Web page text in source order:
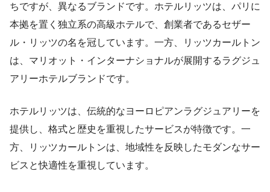
ちですが、異なるブランドです。ホテルリッツは、パリに
本拠を置く独立系の高級ホテルで、創業者であるセザー
ル・リッツの名を冠しています。一方、リッツカールトン
は、マリオット・インターナショナルが展開するラグジュ
アリーホテルブランドです。
ホテルリッツは、伝統的なヨーロピアンラグジュアリーを
提供し、格式と歴史を重視したサービスが特徴です。一
方、リッツカールトンは、地域性を反映したモダンなサー
ビスと快適性を重視しています。